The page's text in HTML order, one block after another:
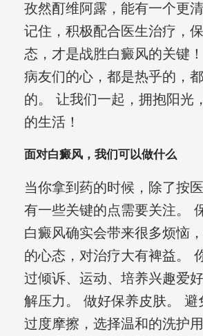
孜然酊维阿露，能有一个更清
记住，积极配合医生治疗，
态，才是战胜白癜风的关键
病友们的心，都是热乎的，
的。 让我们一起，拥抱阳光
的生活！
面对白癜风，我们可以做什么
当你拿到药的时候，除了按
有一些关键的点需要关注。
白癜风确实会带来很多烦恼
的心态，对治疗大有裨益。
过倾诉、运动、培养兴趣爱
解压力。 做好保养皮肤。 避
过度摩擦，选择温和的洗护